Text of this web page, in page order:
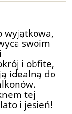
wyjątkowa,
swoim
i obfite,
idealną do
tej
i jesień!